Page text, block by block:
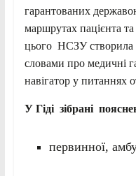
гарантованих
маршрутах пацієнта
цього НСЗУ створила
словами про медичні
навігатор у питаннях
У Гіді зібрані
первинної,